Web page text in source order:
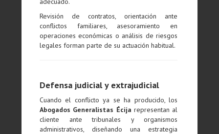
Revisión de contratos, orientación ante
conflictos familiares, asesoramiento en
operaciones económicas o análisis de riesgos
legales forman parte de su actuación habitual.
Defensa judicial y extrajudicial
Cuando el conflicto ya se ha producido, los
Abogados Generalistas Écija representan al
cliente ante tribunales y organismos
administrativos, diseñando una estrategia